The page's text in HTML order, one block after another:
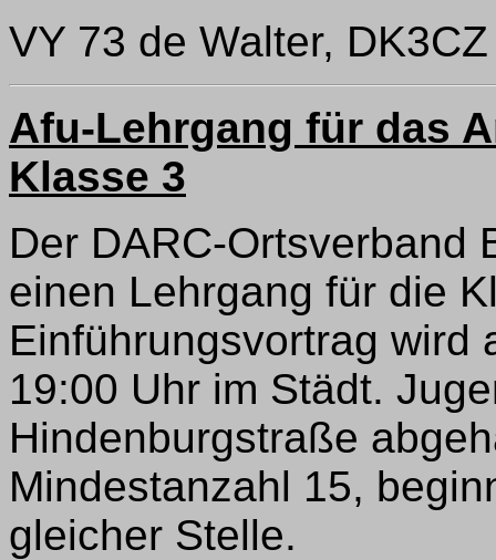
VY 73 de Walter, DK3CZ
Afu-Lehrgang für das
Klasse 3
Der DARC-Ortsverband
einen Lehrgang für die
Einführungsvortrag wird
19:00 Uhr im Städt.
Hindenburgstraße
Mindestanzahl 15,
gleicher Stelle.